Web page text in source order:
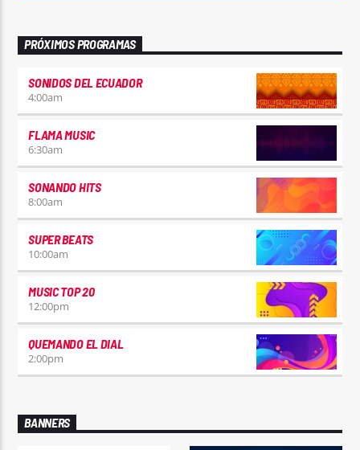
PRÓXIMOS PROGRAMAS
SONIDOS DEL ECUADOR
4:00am
FLAMA MUSIC
6:30am
SONANDO HITS
8:00am
SUPER BEATS
10:00am
MUSIC TOP 20
12:00pm
QUEMANDO EL DIAL
2:00pm
BANNERS